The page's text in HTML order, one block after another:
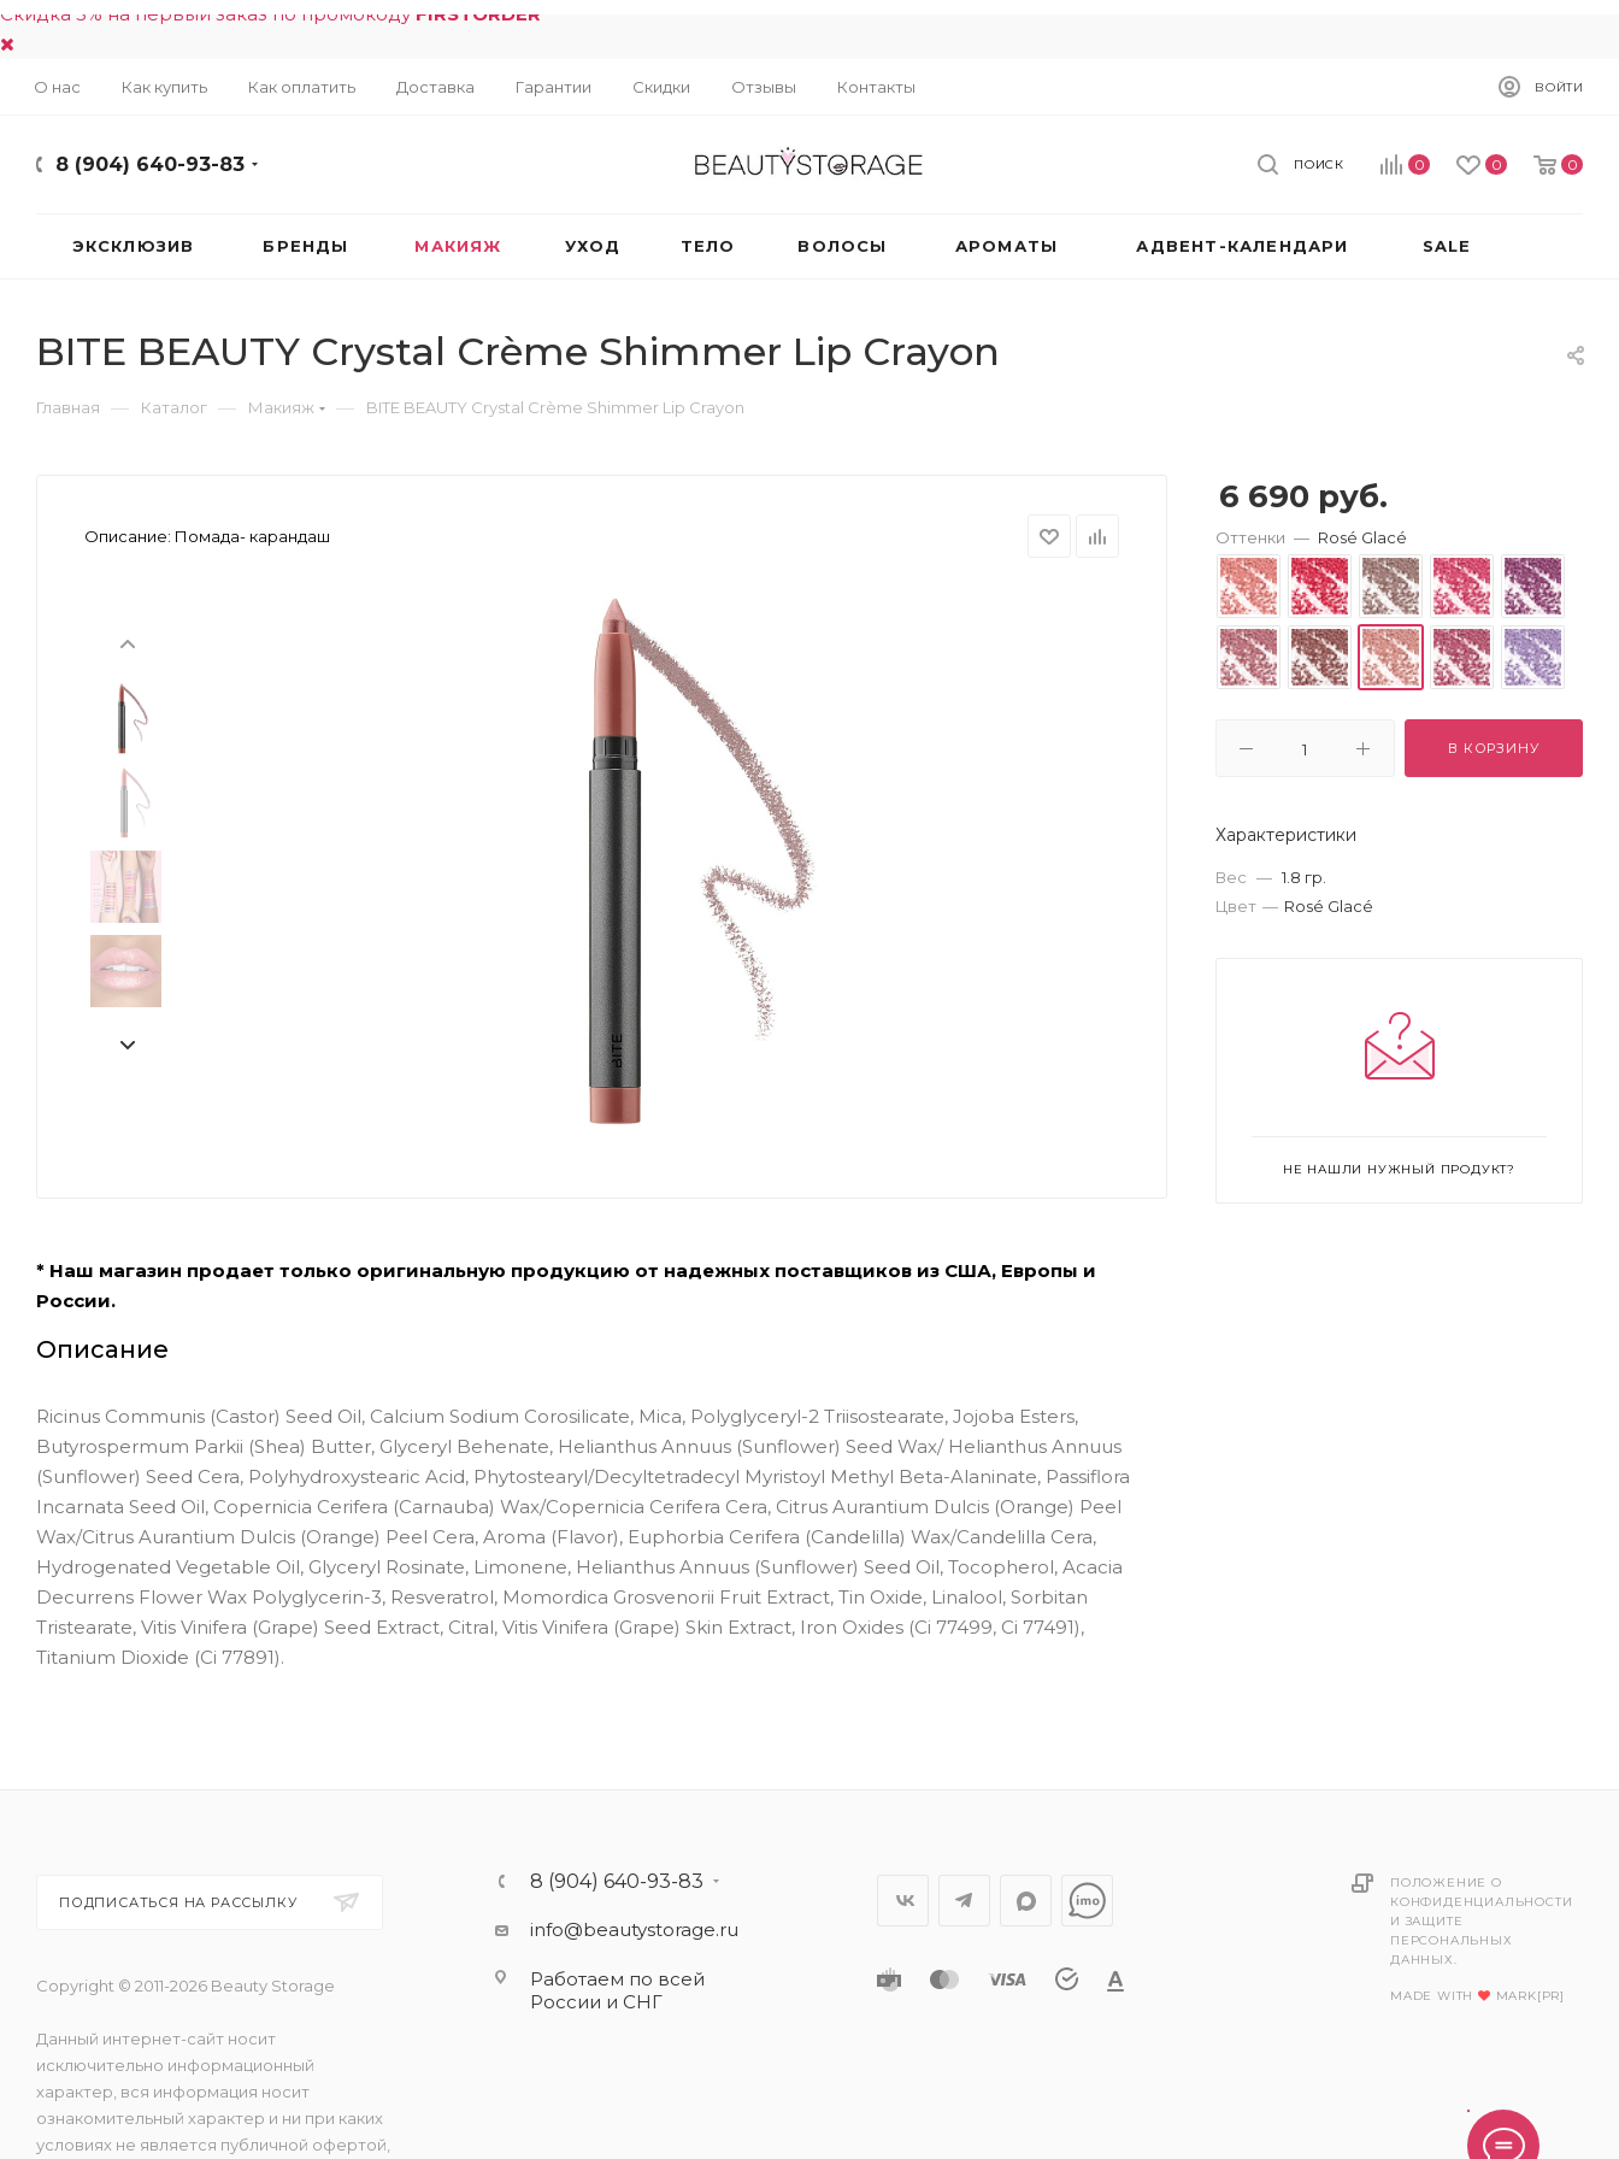
Скидка 5% на первый заказ по промокоду FIRSTORDER
О нас Как купить Как оплатить Доставка Гарантии Скидки Отзывы Контакты ВОЙТИ
8 (904) 640-93-83 0 0 0
ПОИСК
ЭКСКЛЮЗИВ БРЕНДЫ МАКИЯЖ УХОД ТЕЛО ВОЛОСЫ АРОМАТЫ АДВЕНТ-КАЛЕНДАРИ SALE
BITE BEAUTY Crystal Crème Shimmer Lip Crayon
Главная — Каталог — Макияж — BITE BEAUTY Crystal Crème Shimmer Lip Crayon
Описание: Помада- карандаш
* Наш магазин продает только оригинальную продукцию от надежных поставщиков из США, Европы и
России.
Описание
Ricinus Communis (Castor) Seed Oil, Calcium Sodium Corosilicate, Mica, Polyglyceryl-2 Triisostearate, Jojoba Esters,
Butyrospermum Parkii (Shea) Butter, Glyceryl Behenate, Helianthus Annuus (Sunflower) Seed Wax/ Helianthus Annuus
(Sunflower) Seed Cera, Polyhydroxystearic Acid, Phytostearyl/Decyltetradecyl Myristoyl Methyl Beta-Alaninate, Passiflora
Incarnata Seed Oil, Copernicia Cerifera (Carnauba) Wax/Copernicia Cerifera Cera, Citrus Aurantium Dulcis (Orange) Peel
Wax/Citrus Aurantium Dulcis (Orange) Peel Cera, Aroma (Flavor), Euphorbia Cerifera (Candelilla) Wax/Candelilla Cera,
Hydrogenated Vegetable Oil, Glyceryl Rosinate, Limonene, Helianthus Annuus (Sunflower) Seed Oil, Tocopherol, Acacia
Decurrens Flower Wax Polyglycerin-3, Resveratrol, Momordica Grosvenorii Fruit Extract, Tin Oxide, Linalool, Sorbitan
Tristearate, Vitis Vinifera (Grape) Seed Extract, Citral, Vitis Vinifera (Grape) Skin Extract, Iron Oxides (Ci 77499, Ci 77491),
Titanium Dioxide (Ci 77891).
6 690 руб.
Оттенки — Rosé Glacé
В КОРЗИНУ
Характеристики
Вес — 1.8 гр.
Цвет — Rosé Glacé
НЕ НАШЛИ НУЖНЫЙ ПРОДУКТ?
ПОДПИСАТЬСЯ НА РАССЫЛКУ
Copyright © 2011-2026 Beauty Storage
Данный интернет-сайт носит
исключительно информационный
характер, вся информация носит
ознакомительный характер и ни при каких
условиях не является публичной офертой,
8 (904) 640-93-83
info@beautystorage.ru
Работаем по всей
России и СНГ
ПОЛОЖЕНИЕ О
КОНФИДЕНЦИАЛЬНОСТИ
И ЗАЩИТЕ
ПЕРСОНАЛЬНЫХ
ДАННЫХ.
MADE WITH MARK[PR]